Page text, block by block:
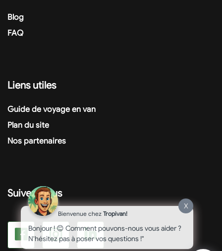
Blog
FAQ
Liens utiles
Guide de voyage en van
Plan du site
Nos partenaires
Suivez-nous
X
Bienvenue chez Tropivan!
Bonjour ! 😊 Comment pouvons-nous vous aider ?
N'hésitez pas à poser vos questions !"